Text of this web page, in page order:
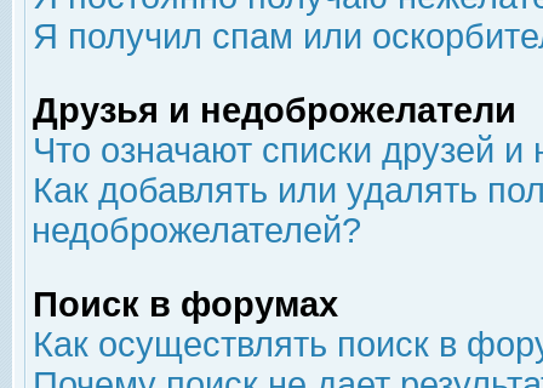
Я получил спам или
Друзья и недоброжелатели
Что означают списки друзей
Как добавлять или удалять
недоброжелателей?
Поиск в форумах
Как осуществлять поиск в